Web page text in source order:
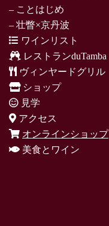
– ことはじめ
– 壮瞥×京丹波
ワインリスト
レストランduTamba
ヴィンヤードグリル
ショップ
見学
アクセス
オンラインショップ
美食とワイン